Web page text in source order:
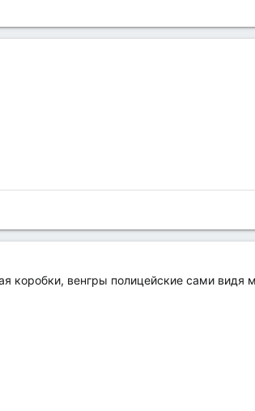
коробки, венгры полицейские сами